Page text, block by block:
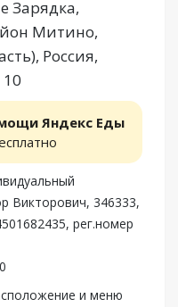
Зарядка,
Митино,
Россия,
Яндекс Еды
Викторович, 346333,
рег.номер
и меню